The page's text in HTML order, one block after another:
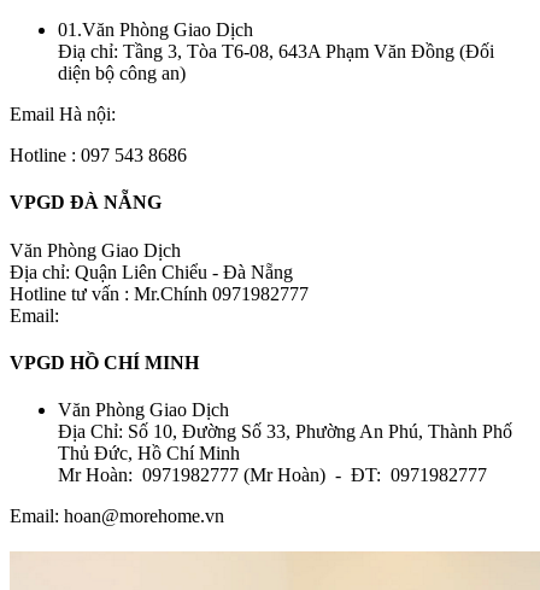
01.Văn Phòng Giao Dịch
Điạ chỉ: Tầng 3, Tòa T6-08, 643A Phạm Văn Đồng (Đối
diện bộ công an)
Email Hà nội:
Hotline : 097 543 8686
VPGD ĐÀ NẴNG
Văn Phòng Giao Dịch
Địa chỉ: Quận Liên Chiểu - Đà Nẵng
Hotline tư vấn : Mr.Chính 0971982777
Email:
VPGD HỒ CHÍ MINH
Văn Phòng Giao Dịch
Địa Chỉ: Số 10, Đường Số 33, Phường An Phú, Thành Phố
Thủ Đức, Hồ Chí Minh
Mr Hoàn: 0971982777 (Mr Hoàn) - ĐT: 0971982777
Email: hoan@morehome.vn